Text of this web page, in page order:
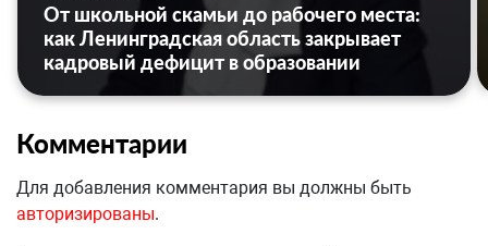
От школьной скамьи до рабочего места:
как Ленинградская область закрывает
кадровый дефицит в образовании
Комментарии
Для добавления комментария вы должны быть
авторизированы.